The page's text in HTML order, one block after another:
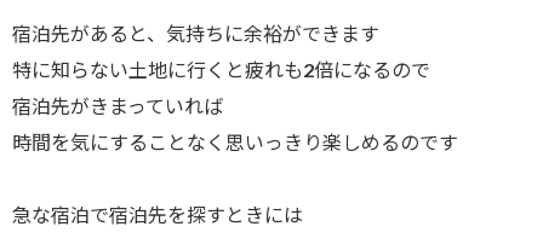
宿泊先があると、気持ちに余裕ができます
特に知らない土地に行くと疲れも2倍になるので
宿泊先がきまっていれば
時間を気にすることなく思いっきり楽しめるのです
急な宿泊で宿泊先を探すときには